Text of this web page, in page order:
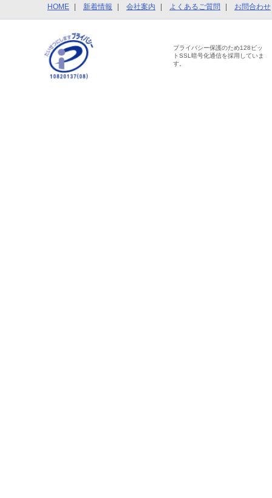
HOME 新着情報 会社案内 よくあるご質問 お問合わせ
プライバシー保護のため128ビッ
トSSL暗号化通信を採用していま
す。